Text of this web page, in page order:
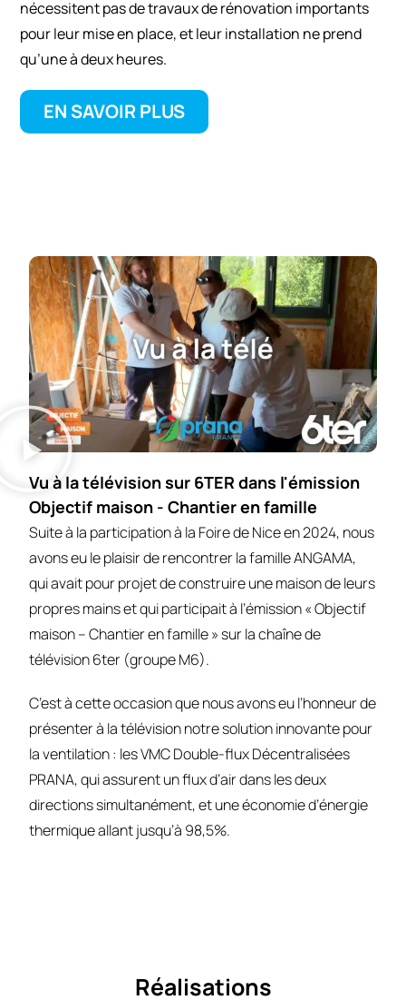
nécessitent pas de travaux de rénovation importants
pour leur mise en place, et leur installation ne prend
qu’une à deux heures.
EN SAVOIR PLUS
Vu à la télévision sur 6TER dans l'émission
Objectif maison - Chantier en famille
Suite à la participation à la Foire de Nice en 2024, nous
avons eu le plaisir de rencontrer la famille ANGAMA,
qui avait pour projet de construire une maison de leurs
propres mains et qui participait à l’émission « Objectif
maison – Chantier en famille » sur la chaîne de
télévision 6ter (groupe M6).
C’est à cette occasion que nous avons eu l’honneur de
présenter à la télévision notre solution innovante pour
la ventilation : les VMC Double-flux Décentralisées
PRANA, qui assurent un flux d’air dans les deux
directions simultanément, et une économie d’énergie
thermique allant jusqu’à 98,5%.
Réalisations